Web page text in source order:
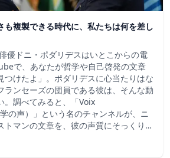
も複製できる時代に、私たちは何を差し
優ドニ・ポダリデスはいとこからの電
で、あなたが哲学や自己啓発の文章
つけたよ」。ポダリデスに心当たりはな
ランセーズの団員である彼は、そんな動
。調べてみると、「Voix
の声）」という名のチャンネルが、ニ
トマンの文章を、彼の声質にそっくり…